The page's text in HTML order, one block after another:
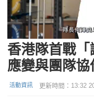
Unmute Loaded:
8.79%
香港隊首戰
應變與團隊
活動資訊 更新時間：13:32